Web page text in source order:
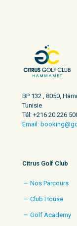
BP 132 , 8050,
Tunisie
Tél: +216 20 226
Email:
Citrus Golf Club
Nos Parcours
Club House
Golf Academy